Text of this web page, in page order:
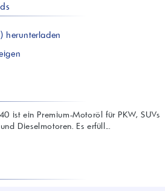
herunterladen
ist ein Premium-Motoröl für PKW, SUVs
Dieselmotoren. Es erfüll...